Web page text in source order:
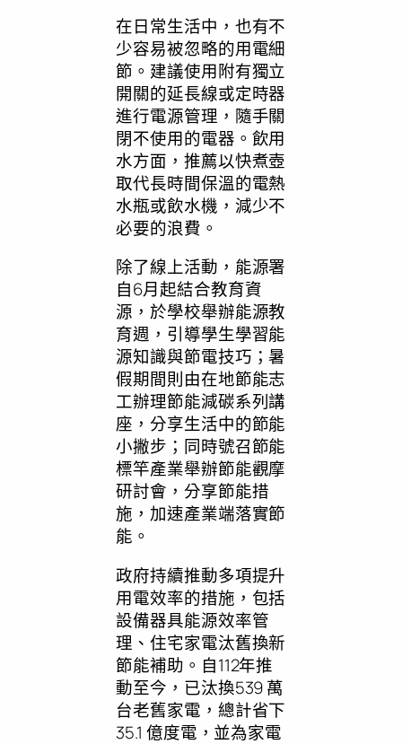
在日常生活中，也有不
少容易被忽略的用電細
節。建議使用附有獨立
開關的延長線或定時器
進行電源管理，隨手關
閉不使用的電器。飲用
水方面，推薦以快煮壺
取代長時間保溫的電熱
水瓶或飲水機，減少不
必要的浪費。
除了線上活動，能源署
自6月起結合教育資
源，於學校舉辦能源教
育週，引導學生學習能
源知識與節電技巧；暑
假期間則由在地節能志
工辦理節能減碳系列講
座，分享生活中的節能
小撇步；同時號召節能
標竿產業舉辦節能觀摩
研討會，分享節能措
施，加速產業端落實節
能。
政府持續推動多項提升
用電效率的措施，包括
設備器具能源效率管
理、住宅家電汰舊換新
節能補助。自112年推
動至今，已汰換539 萬
台老舊家電，總計省下
35.1 億度電，並為家電